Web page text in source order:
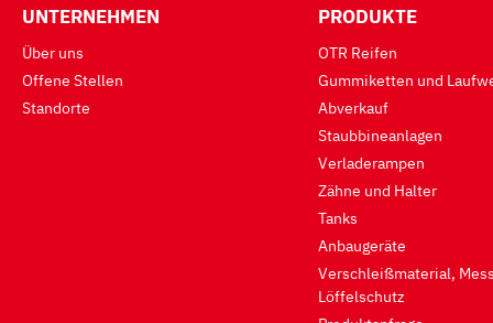
UNTERNEHMEN
Über uns
Offene Stellen
Standorte
PRODUKTE
OTR Reifen
Gummiketten und
Abverkauf
Staubbineanlagen
Verladerampen
Zähne und Halter
Tanks
Anbaugeräte
Verschleißmaterial,
Löffelschutz